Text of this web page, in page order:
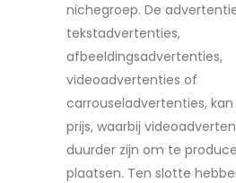
nichegroep. De
tekstadvertenties,
afbeeldingsadvertenties,
videoadvertenties of
carrouseladvertenties,
prijs, waarbij
duurder zijn om te
plaatsen. Ten slotte